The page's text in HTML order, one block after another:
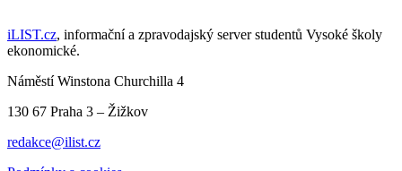
iLIST.cz, informační a zpravodajský server studentů Vysoké školy
ekonomické.
Náměstí Winstona Churchilla 4
130 67 Praha 3 – Žižkov
redakce@ilist.cz